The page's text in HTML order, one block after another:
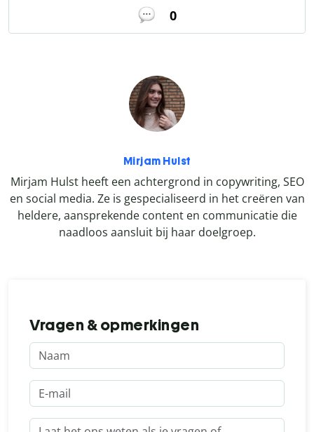
0
Mirjam Hulst
Mirjam Hulst heeft een achtergrond in copywriting, SEO
en social media. Ze is gespecialiseerd in het creëren van
heldere, aansprekende content en communicatie die
naadloos aansluit bij haar doelgroep.
Vragen & opmerkingen